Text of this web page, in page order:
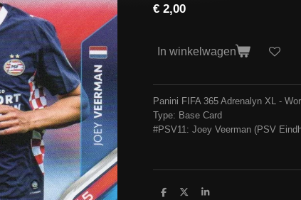
€ 2,00
In winkelwagen
Panini FIFA 365 Adrenalyn XL -
Type: Base Card
#PSV11: Joey Veerman (PSV
D
D
S